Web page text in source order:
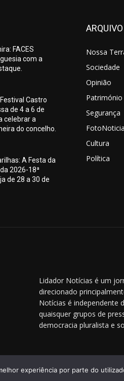
FACES
com a
Castro
de 4 a 6 de
celebrar a
do concelho.
A Festa da
2026-18ª
de 28 a 30 de
ARQUIVO
Nossa
Sociedade
Opinião
Património
Segurança
FotoNoticia
Cultura
Política
Lidador Notícias é um
direcionado
Notícias é independente
quaisquer grupos de
democracia pluralista e
os Direitos Reservados.
experiência por parte do